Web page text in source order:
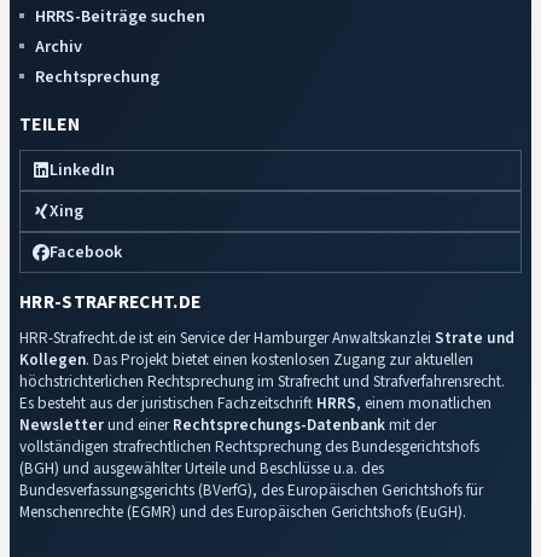
HRRS-Beiträge suchen
Archiv
Rechtsprechung
TEILEN
LinkedIn
Xing
Facebook
HRR-STRAFRECHT.DE
HRR-Strafrecht.de ist ein Service der Hamburger Anwaltskanzlei Strate und
Kollegen. Das Projekt bietet einen kostenlosen Zugang zur aktuellen
höchstrichterlichen Rechtsprechung im Strafrecht und Strafverfahrensrecht.
Es besteht aus der juristischen Fachzeitschrift HRRS, einem monatlichen
Newsletterund einerRechtsprechungs-Datenbankmit der
vollständigen strafrechtlichen Rechtsprechung des Bundesgerichtshofs
(BGH) und ausgewählter Urteile und Beschlüsse u.a. des
Bundesverfassungsgerichts (BVerfG), des Europäischen Gerichtshofs für
Menschenrechte (EGMR) und des Europäischen Gerichtshofs (EuGH).